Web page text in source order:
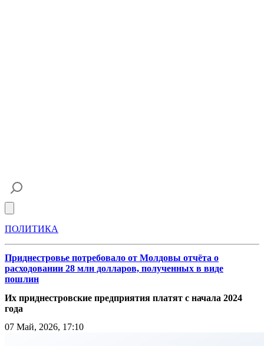
ПОЛИТИКА
Приднестровье потребовало от Молдовы отчёта о
расходовании 28 млн долларов, полученных в виде
пошлин
Их приднестровские предприятия платят с начала 2024
года
07 Май, 2026, 17:10